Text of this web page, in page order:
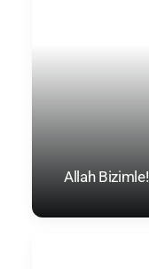
Allah Bizimle!